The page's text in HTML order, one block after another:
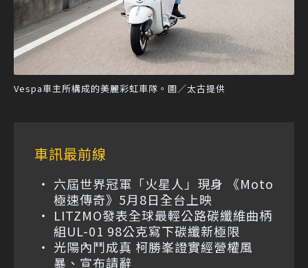
Vespa車主所構成的美麗彩虹車隊。圖／太古提供
車訊最前線
六屆世界冠軍「火星人」現身 《Moto
極速傳奇》5月8日全台上映
LITZMO發表全球最輕公路碳纖維曲柄
組UL-01 98公克寫下碳纖新極限
光陽內鬥成真 柯勝峯證實經營權風
暴、宣布請辭